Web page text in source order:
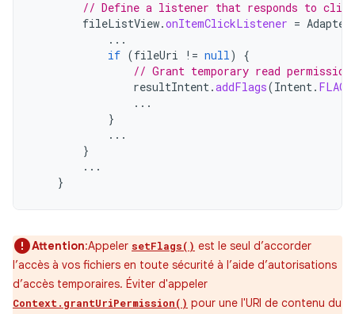
// Define a listener that responds to
fileListView.onItemClickListener =
...
if (fileUri != null)
{
// Grant temporary read
resultIntent.addFlags(Intent.
...
}
...
}
...
}
Attention:Appeler setFlags() est le seul d’accorder
l’accès à vos fichiers en toute sécurité à l’aide d’autorisations
d’accès temporaires. Éviter d'appeler
Context.grantUriPermission() pour une l'URI de contenu du